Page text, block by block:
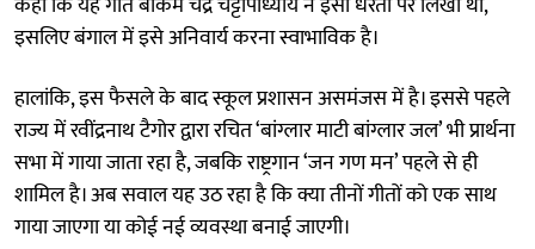
इसलिए बंगाल में इसे अनिवार्य करना स्वाभाविक है।
हालांकि, इस फैसले के बाद स्कूल प्रशासन असमंजस में है। इससे पहले
राज्य में रवींद्रनाथ टैगोर द्वारा रचित ‘बांग्लार माटी बांग्लार जल’ भी प्रार्थना
सभा में गाया जाता रहा है, जबकि राष्ट्रगान ‘जन गण मन’ पहले से ही
शामिल है। अब सवाल यह उठ रहा है कि क्या तीनों गीतों को एक साथ
गाया जाएगा या कोई नई व्यवस्था बनाई जाएगी।